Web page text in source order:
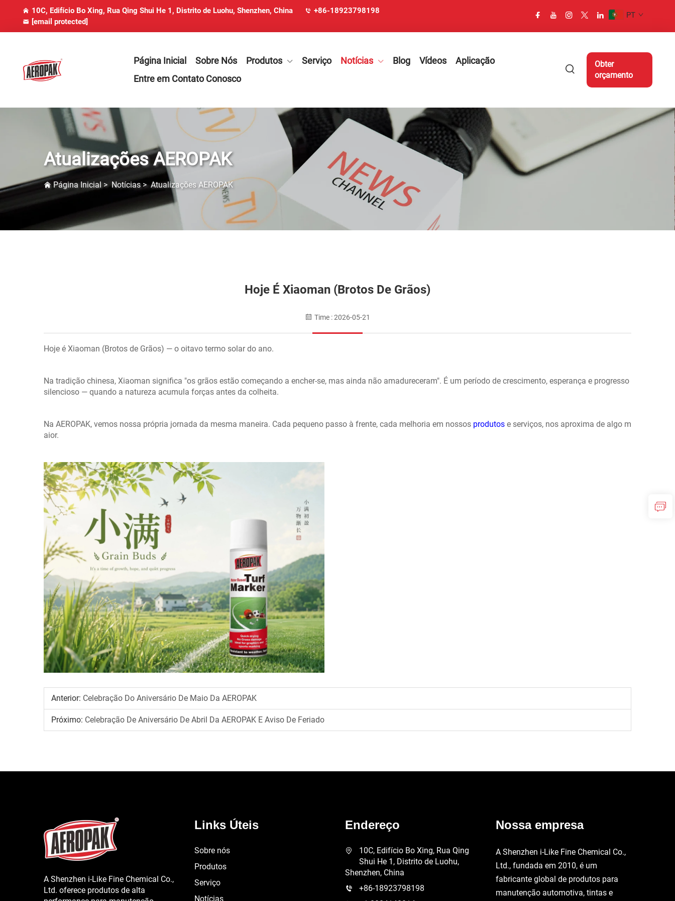
10C, Edifício Bo Xing, Rua Qing Shui He 1, Distrito de Luohu, Shenzhen, China
+86-18923798198
[email protected]
PT
Página Inicial Sobre Nós Produtos Serviço Notícias Blog Vídeos
Aplicação
Entre em Contato Conosco
Obter
orçamento
Atualizações AEROPAK
Página Inicial >Notícias> Atualizações AEROPAK
Hoje É Xiaoman (Brotos De Grãos)
Time : 2026-05-21
Hoje é Xiaoman (Brotos de Grãos) — o oitavo termo solar do ano.
Na tradição chinesa, Xiaoman significa "os grãos estão começando a encher-se, mas ainda não amadureceram". É um período de crescimento, esperança e progresso
silencioso — quando a natureza acumula forças antes da colheita.
Na AEROPAK, vemos nossa própria jornada da mesma maneira. Cada pequeno passo à frente, cada melhoria em nossos produtos e serviços, nos aproxima de algo m
aior.
Anterior: Celebração Do Aniversário De Maio Da AEROPAK
Próximo: Celebração De Aniversário De Abril Da AEROPAK E Aviso De Feriado
A Shenzhen i-Like Fine Chemical Co.,
Ltd. oferece produtos de alta
Links Úteis
Sobre nós
Produtos
Serviço
Notícias
Endereço
10C, Edifício Bo Xing, Rua Qing
Shui He 1, Distrito de Luohu,
Shenzhen, China
+86-18923798198
Nossa empresa
A Shenzhen i-Like Fine Chemical Co.,
Ltd., fundada em 2010, é um
fabricante global de produtos para
manutenção automotiva, tintas e